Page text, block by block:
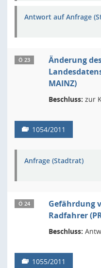
Antwort auf Anfrage
Ö 23
Änderung
MAINZ)
Beschluss: zur
1054/2011
Anfrage (Stadtrat)
Ö 24
Gefährdung
Radfahrer
Beschluss:
1055/2011